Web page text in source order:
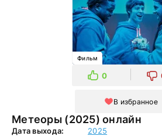
Метеоры (2025) онлайн
Фильм
0
В избранное
Дата выхода:
2025